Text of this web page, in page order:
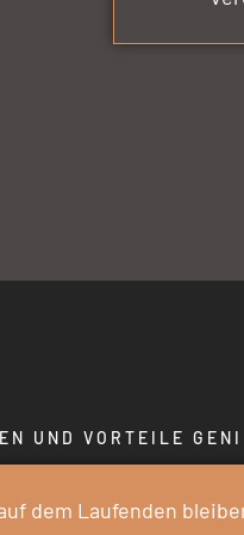
UND VORTEILE
dem Laufenden